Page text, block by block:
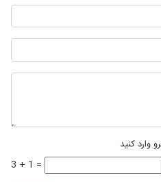
وارد کنید
3 + 1 =